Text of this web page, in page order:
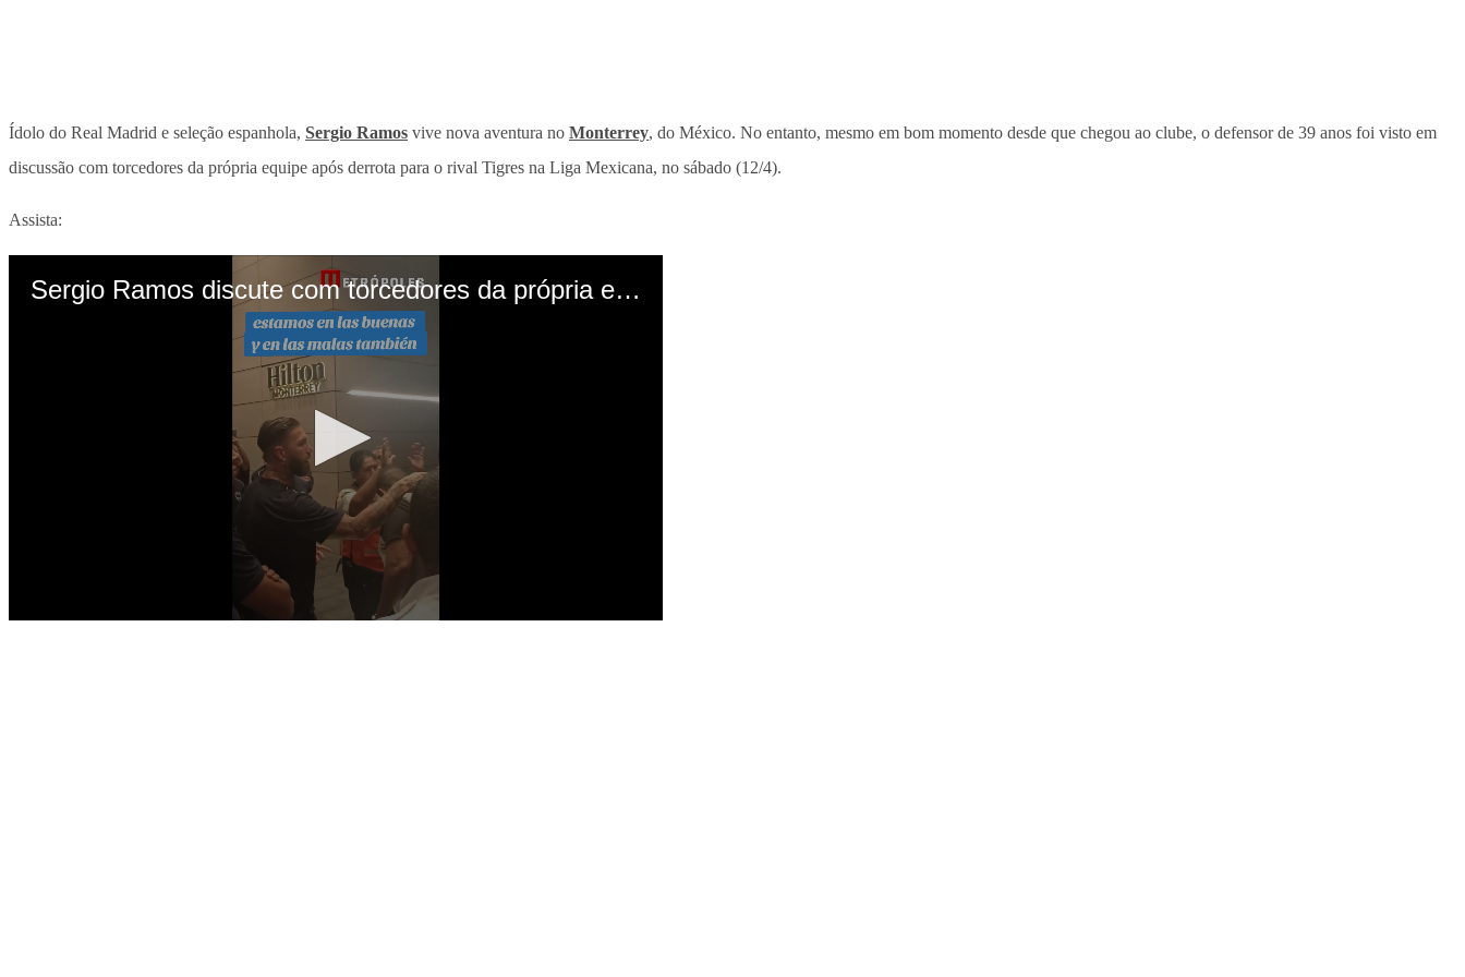
Ídolo do Real Madrid e seleção espanhola, Sergio Ramos vive nova aventura no Monterrey, do México. No entanto, mesmo em bom momento desde que chegou ao clube, o defensor de 39 anos foi visto em
discussão com torcedores da própria equipe após derrota para o rival Tigres na Liga Mexicana, no sábado (12/4).
Assista: